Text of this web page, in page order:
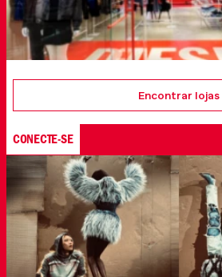
Encontrar lojas
CONECTE-SE